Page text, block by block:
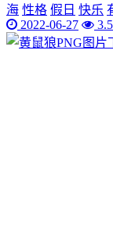
海 性格 假日 快乐
2022-06-27